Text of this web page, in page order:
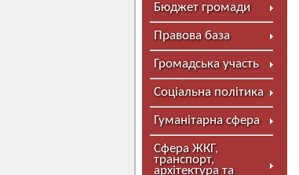
Бюджет громади
Правова база
Громадська участь
Соціальна політика
Гуманітарна сфера
Сфера ЖКГ,
транспорт,
архітектура та